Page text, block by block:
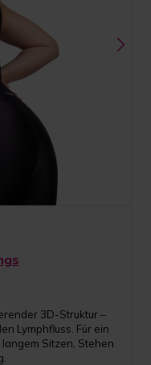
3D-Struktur –
Lymphfluss. Für ein
Sitzen, Stehen